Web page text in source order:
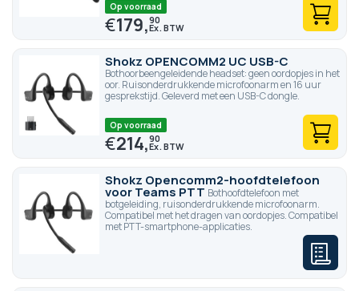
Op voorraad
€179,90
Shokz OPENCOMM2 UC USB-C
Bothoorbeengeleidende headset: geen oordopjes in het
oor. Ruisonderdrukkende microfoonarm en 16 uur
gesprekstijd. Geleverd met een USB-C dongle.
Op voorraad
€214,90
Shokz Opencomm2-hoofdtelefoon
voor Teams PTT Bothoofdtelefoon met
botgeleiding, ruisonderdrukkende microfoonarm.
Compatibel met het dragen van oordopjes. Compatibel
met PTT-smartphone-applicaties.